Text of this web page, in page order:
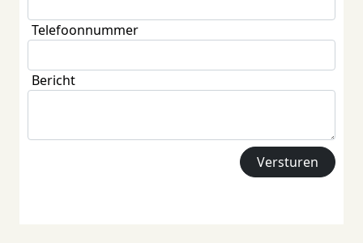
Telefoonnummer
Bericht